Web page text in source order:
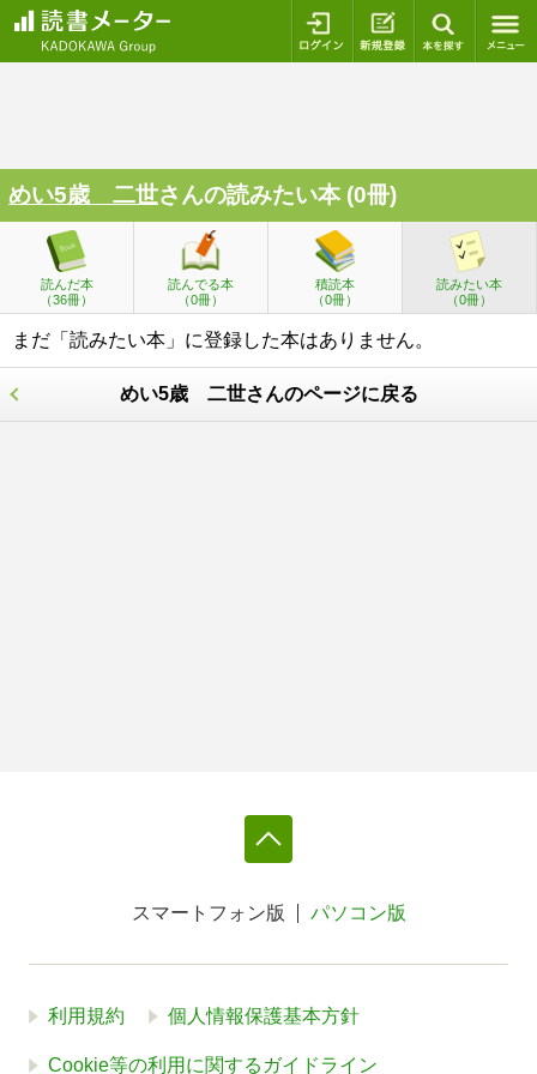
ログイン 新規登録
めい5歳 二世さんの読みたい本 (0冊)
読んだ本
（36冊）
読んでる本
（0冊）
積読本
（0冊）
読みたい本
（0冊）
まだ「読みたい本」に登録した本はありません。
めい5歳 二世さんのページに戻る
スマートフォン版 パソコン版
利用規約 個人情報保護基本方針
Cookie等の利用に関するガイドライン